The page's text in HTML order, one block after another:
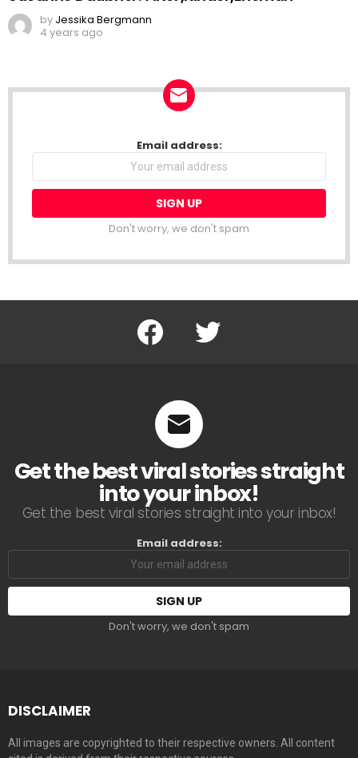
by Jessika Bergmann
4 years ago
Email address:
Don't worry, we don't spam
Facebook Twitter
Get the best viral stories straight
into your inbox!
Get the best viral stories straight into your inbox!
Email address:
Don't worry, we don't spam
DISCLAIMER
All images are copyrighted to their respective owners. All content